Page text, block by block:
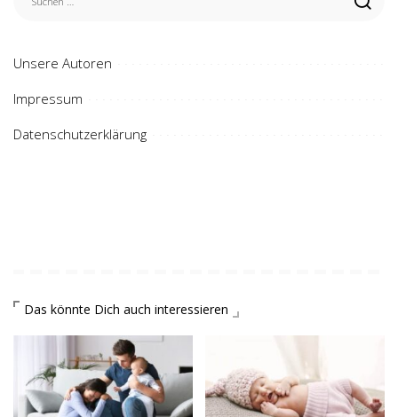
Unsere Autoren
Impressum
Datenschutzerklärung
Das könnte Dich auch interessieren